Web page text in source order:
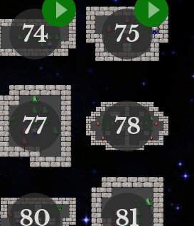
74 75
77 78
80 81